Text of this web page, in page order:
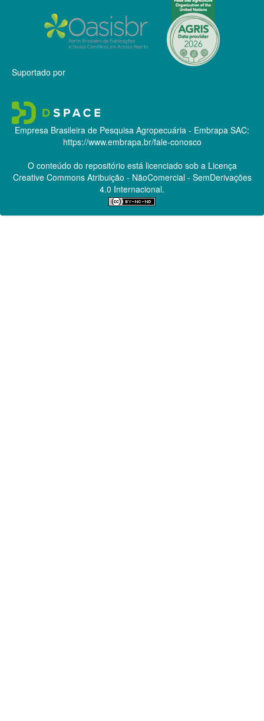
Suportado por
Empresa Brasileira de Pesquisa Agropecuária - Embrapa SAC:
https://www.embrapa.br/fale-conosco
O conteúdo do repositório está licenciado sob a Licença
Creative CommonsAtribuição - NãoComercial - SemDerivações
4.0 Internacional.